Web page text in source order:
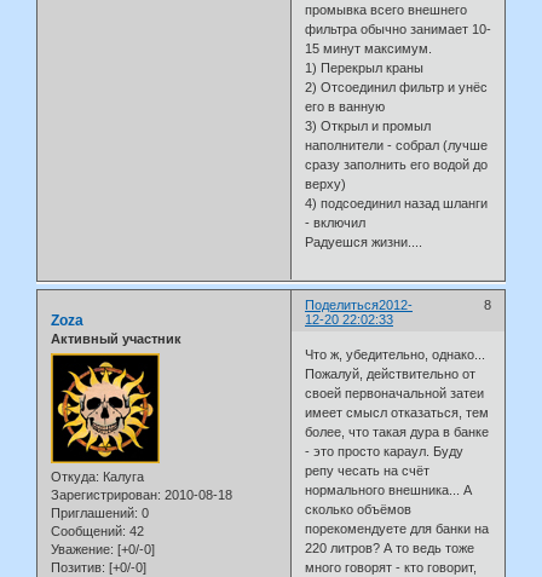
промывка всего внешнего
фильтра обычно занимает 10-
15 минут максимум.
1) Перекрыл краны
2) Отсоединил фильтр и унёс
его в ванную
3) Открыл и промыл
наполнители - собрал (лучше
сразу заполнить его водой до
верху)
4) подсоединил назад шланги
- включил
Радуешся жизни....
Поделиться 8
2012-
12-20 22:02:33
Zoza
Активный участник
Откуда: Калуга
Зарегистрирован: 2010-08-18
Приглашений: 0
Сообщений: 42
Уважение: [+0/-0]
Позитив: [+0/-0]
Что ж, убедительно, однако...
Пожалуй, действительно от
своей первоначальной затеи
имеет смысл отказаться, тем
более, что такая дура в банке
- это просто караул. Буду
репу чесать на счёт
нормального внешника... А
сколько объёмов
порекомендуете для банки на
220 литров? А то ведь тоже
много говорят - кто говорит,